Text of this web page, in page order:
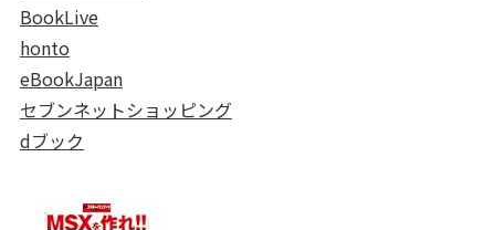
BookLive
honto
eBookJapan
セブンネットショッピング
dブック